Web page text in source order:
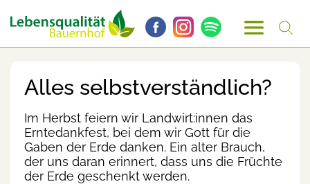
Alles selbstverständlich?
Im Herbst feiern wir Landwirt:innen das
Erntedankfest, bei dem wir Gott für die
Gaben der Erde danken. Ein alter Brauch,
der uns daran erinnert, dass uns die Früchte
der Erde geschenkt werden.